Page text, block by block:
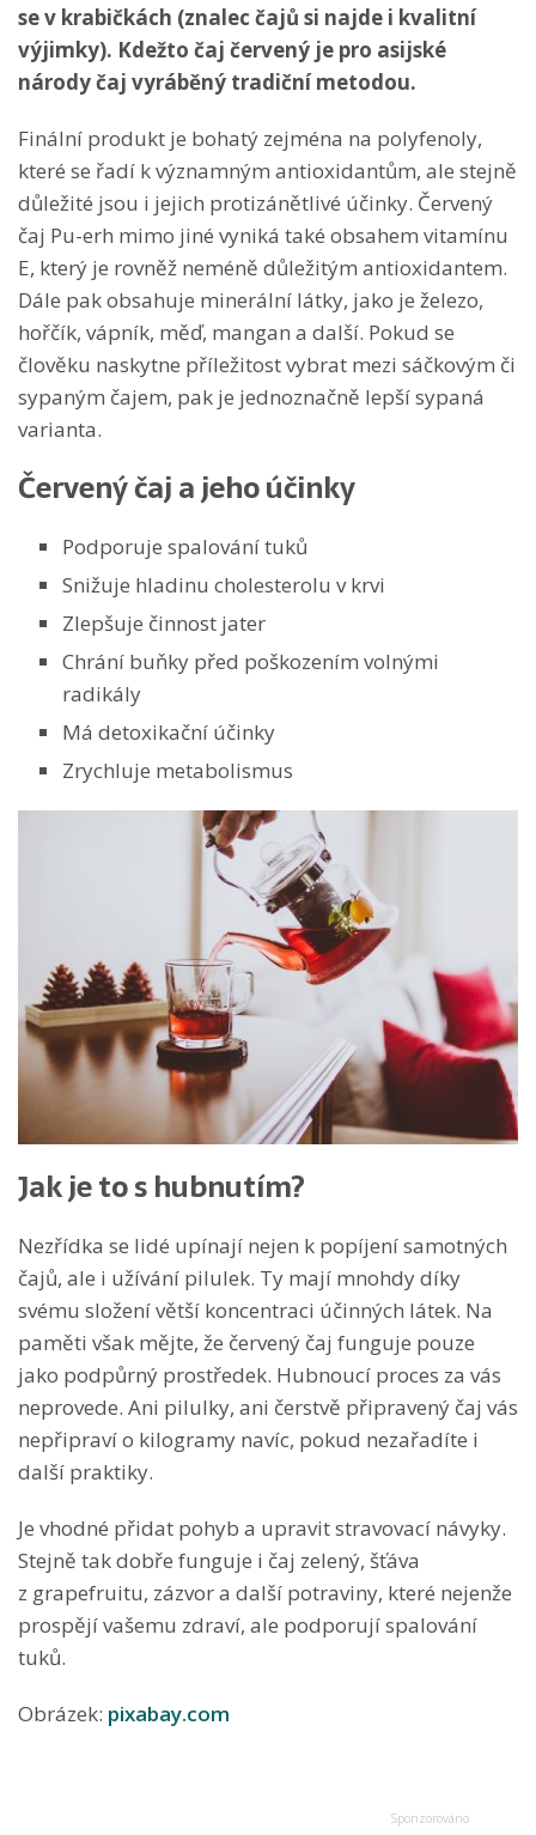
se v krabičkách (znalec čajů si najde i kvalitní
výjimky). Kdežto čaj červený je pro asijské
národy čaj vyráběný tradiční metodou.
Finální produkt je bohatý zejména na polyfenoly,
které se řadí k významným antioxidantům, ale stejně
důležité jsou i jejich protizánětlivé účinky. Červený
čaj Pu-erh mimo jiné vyniká také obsahem vitamínu
E, který je rovněž neméně důležitým antioxidantem.
Dále pak obsahuje minerální látky, jako je železo,
hořčík, vápník, měď, mangan a další. Pokud se
člověku naskytne příležitost vybrat mezi sáčkovým či
sypaným čajem, pak je jednoznačně lepší sypaná
varianta.
Červený čaj a jeho účinky
Podporuje spalování tuků
Snižuje hladinu cholesterolu v krvi
Zlepšuje činnost jater
Chrání buňky před poškozením volnými
radikály
Má detoxikační účinky
Zrychluje metabolismus
Jak je to s hubnutím?
Nezřídka se lidé upínají nejen k popíjení samotných
čajů, ale i užívání pilulek. Ty mají mnohdy díky
svému složení větší koncentraci účinných látek. Na
paměti však mějte, že červený čaj funguje pouze
jako podpůrný prostředek. Hubnoucí proces za vás
neprovede. Ani pilulky, ani čerstvě připravený čaj vás
nepřipraví o kilogramy navíc, pokud nezařadíte i
další praktiky.
Je vhodné přidat pohyb a upravit stravovací návyky.
Stejně tak dobře funguje i čaj zelený, šťáva
z grapefruitu, zázvor a další potraviny, které nejenže
prospějí vašemu zdraví, ale podporují spalování
tuků.
Obrázek: pixabay.com